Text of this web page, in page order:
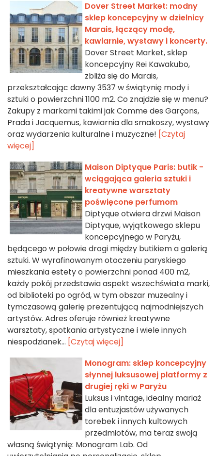
Dover Street Market: modny
sklep koncepcyjny w dzielnicy
Marais, łączący modę,
kawiarnie, wystawy i koncerty.
Dover Street Market, sklep
koncepcyjny Rei Kawakubo,
zbliża się do Marais,
przekształcając dawny 3537 w świątynię mody i
sztuki o powierzchni 1100 m2. Co znajdzie się w menu?
Zakupy z markami takimi jak Comme des Garçons,
Prada i Jacquemus, kawiarnia dla smakoszy, wystawy
oraz wydarzenia kulturalne i muzyczne! [Czytaj
więcej]
Maison Diptyque Paris: butik -
wciągająca galeria sztuki i
kreatywne warsztaty
poświęcone perfumom
Diptyque otwiera drzwi Maison
Diptyque, wyjątkowego sklepu
koncepcyjnego w Paryżu,
będącego w połowie drogi między butikiem a galerią
sztuki. W wyrafinowanym otoczeniu paryskiego
mieszkania estety o powierzchni ponad 400 m2,
każdy pokój przedstawia aspekt wszechświata marki,
od biblioteki po ogród, w tym obszar muzealny i
tymczasową galerię prezentującą najmodniejszych
artystów. Adres oferuje również kreatywne
warsztaty, spotkania artystyczne i wiele innych
niespodzianek... [Czytaj więcej]
Monogram: sklep koncepcyjny
słynnej luksusowej platformy z
drugiej ręki w Paryżu
Luksus i vintage, idealny mariaż
dla entuzjastów używanych
torebek i innych kultowych
przedmiotów, ma teraz swoją
własną świątynię: Monogram Lab. Od